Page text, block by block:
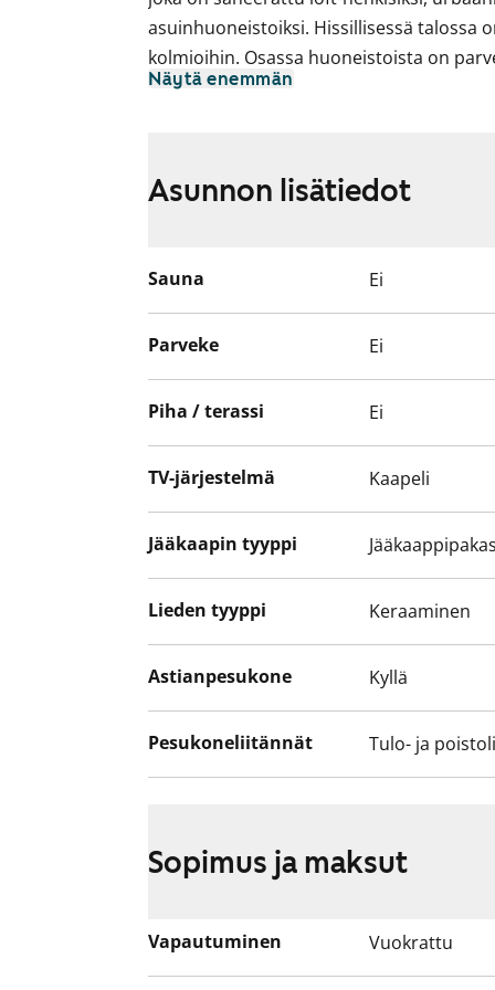
asuinhuoneistoiksi. Hissillisessä talossa
kolmioihin. Osassa huoneistoista on
sisäpihalle. Ullakkokerroksen asunnoista
ja keittiö on yhdistetty keskeiseksi
ja sisustustyyliin: parkettilattiat, valkoiset
tummanharmaa työtaso,
Keittiön varusteisiin kuuluu
erillisuuni, liesituuletin ja apk-liitäntä.
Näytä enemmän
Asunnon lisätiedot
Sauna Ei
Parveke Ei
Piha / terassi Ei
TV-järjestelmä Kaapeli
Jääkaapin tyyppi
Lieden tyyppi Keraaminen
Astianpesukone Kyllä
Pesukoneliitännät Tulo- ja
Sopimus ja maksut
Vapautuminen Vuokrattu